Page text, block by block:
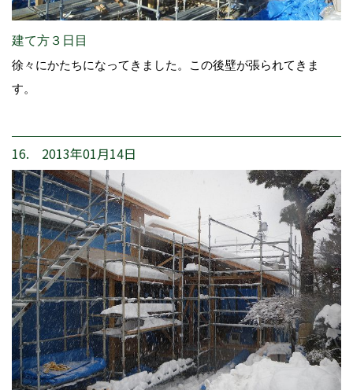
建て方３日目
徐々にかたちになってきました。この後壁が張られてきま
す。
16. 2013年01月14日